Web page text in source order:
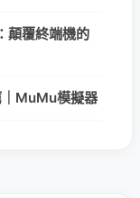
顛覆終端機的
MuMu模擬器